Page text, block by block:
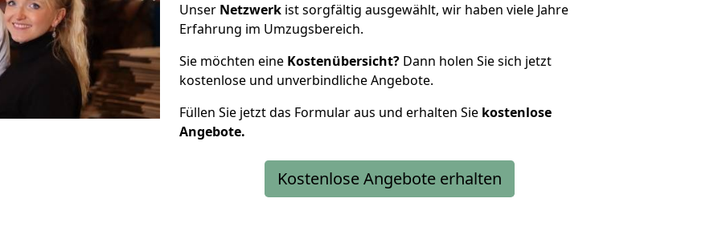
Unser Netzwerk ist sorgfältig ausgewählt, wir haben viele Jahre
Erfahrung im Umzugsbereich.
Sie möchten eine Kostenübersicht? Dann holen Sie sich jetzt
kostenlose und unverbindliche Angebote.
Füllen Sie jetzt das Formular aus und erhalten Sie kostenlose
Angebote.
Kostenlose Angebote erhalten